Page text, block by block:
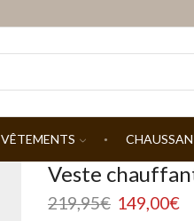
VÊTEMENTS
Veste
219,95€ Le
149,00€Le